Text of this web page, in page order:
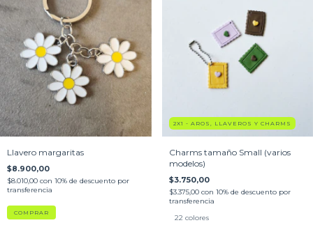
Llavero margaritas
$8.900,00
$8.010,00 con 10% de descuento por
transferencia
2X1 - AROS, LLAVEROS Y CHARMS
Charms tamaño Small (varios
modelos)
$3.750,00
$3.375,00 con 10% de descuento por
transferencia
22 colores